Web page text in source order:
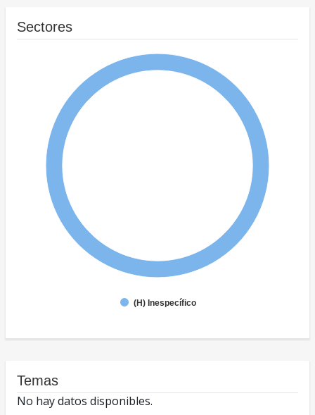
Sectores
(H) Inespecífico
Temas
No hay datos disponibles.